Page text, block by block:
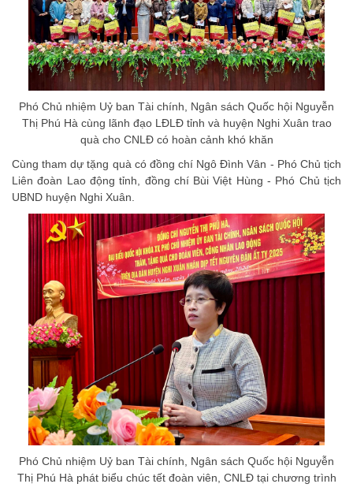
Phó Chủ nhiệm Uỷ ban Tài chính, Ngân sách Quốc hội Nguyễn
Thị Phú Hà cùng lãnh đạo LĐLĐ tỉnh và huyện Nghi Xuân trao
quà cho CNLĐ có hoàn cảnh khó khăn
Cùng tham dự tặng quà có đồng chí Ngô Đình Vân - Phó Chủ tịch
Liên đoàn Lao động tỉnh, đồng chí Bùi Việt Hùng - Phó Chủ tịch
UBND huyện Nghi Xuân.
Phó Chủ nhiệm Uỷ ban Tài chính, Ngân sách Quốc hội Nguyễn
Thị Phú Hà phát biểu chúc tết đoàn viên, CNLĐ tại chương trình